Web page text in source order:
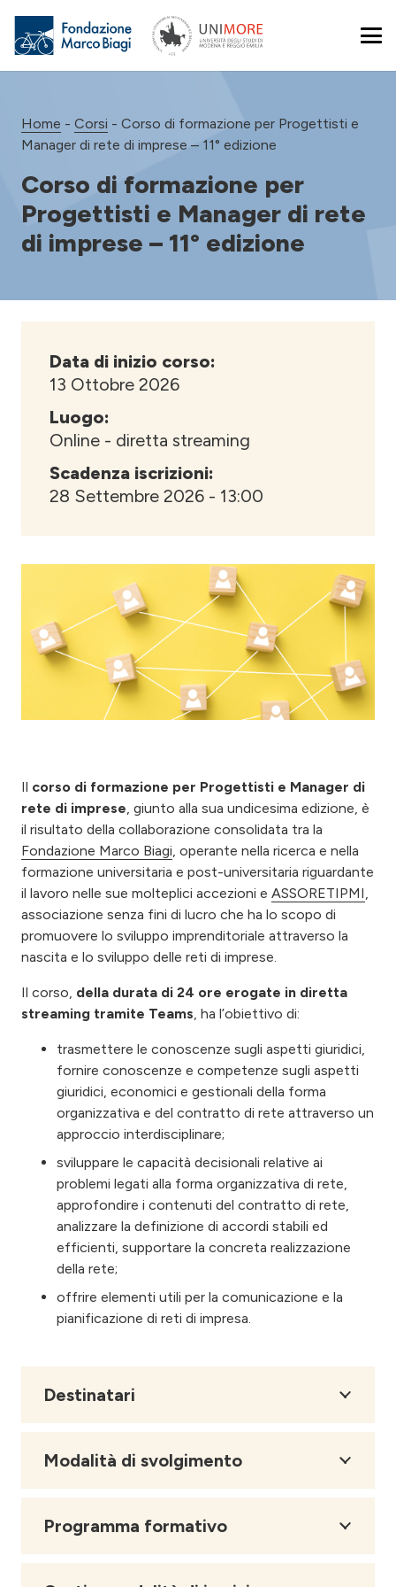
Home - Corsi - Corso di formazione per Progettisti e
Manager di rete di imprese – 11° edizione
Corso di formazione per
Progettisti e Manager di rete
di imprese – 11° edizione
Il corso di formazione per Progettisti e Manager di
rete di imprese, giunto alla sua undicesima edizione, è
il risultato della collaborazione consolidata tra la
Fondazione Marco Biagi, operante nella ricerca e nella
formazione universitaria e post-universitaria riguardante
il lavoro nelle sue molteplici accezioni e ASSORETIPMI,
associazione senza fini di lucro che ha lo scopo di
promuovere lo sviluppo imprenditoriale attraverso la
nascita e lo sviluppo delle reti di imprese.
Il corso, della durata di 24 ore erogate in diretta
streaming tramite Teams, ha l’obiettivo di:
trasmettere le conoscenze sugli aspetti giuridici,
fornire conoscenze e competenze sugli aspetti
giuridici, economici e gestionali della forma
organizzativa e del contratto di rete attraverso un
approccio interdisciplinare;
sviluppare le capacità decisionali relative ai
problemi legati alla forma organizzativa di rete,
approfondire i contenuti del contratto di rete,
analizzare la definizione di accordi stabili ed
efficienti, supportare la concreta realizzazione
della rete;
offrire elementi utili per la comunicazione e la
pianificazione di reti di impresa.
Destinatari
Modalità di svolgimento
Programma formativo
Data di inizio corso:
13 Ottobre 2026
Luogo:
Online - diretta streaming
Scadenza iscrizioni:
28 Settembre 2026 - 13:00